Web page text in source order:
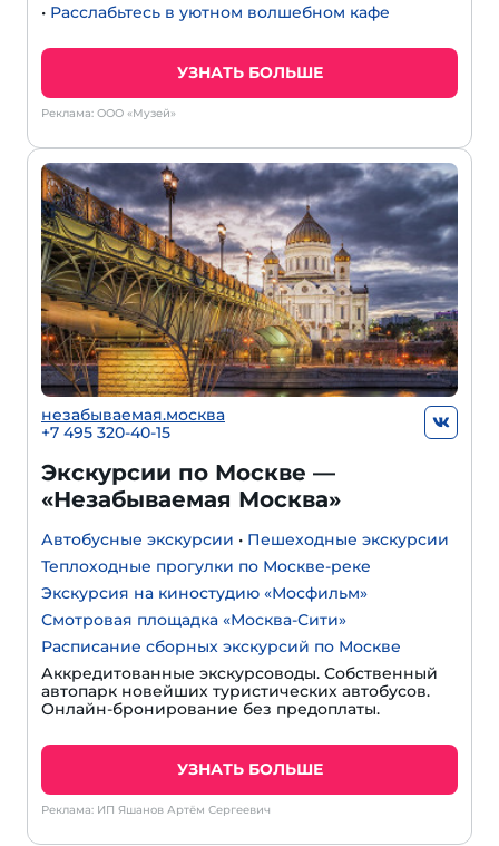
• Расслабьтесь в уютном волшебном кафе
УЗНАТЬ БОЛЬШЕ
Реклама: ООО «Музей»
незабываемая.москва
+7 495 320-40-15
Экскурсии по Москве —
«Незабываемая Москва»
Автобусные экскурсии • Пешеходные экскурсии
Теплоходные прогулки по Москве-реке
Экскурсия на киностудию «Мосфильм»
Смотровая площадка «Москва-Сити»
Расписание сборных экскурсий по Москве
Аккредитованные экскурсоводы. Собственный
автопарк новейших туристических автобусов.
Онлайн-бронирование без предоплаты.
УЗНАТЬ БОЛЬШЕ
Реклама: ИП Яшанов Артём Сергеевич